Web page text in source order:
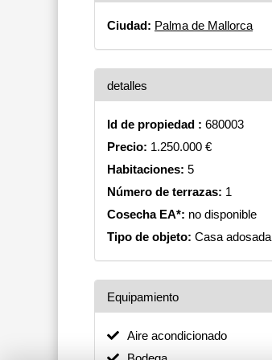
Ciudad: Palma de Mallorca
detalles
Id de propiedad : 680003
Precio: 1.250.000 €
Habitaciones: 5
Número de terrazas: 1
Cosecha EA*: no disponible
Tipo de objeto: Casa adosada
Equipamiento
Aire acondicionado